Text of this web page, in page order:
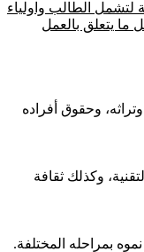
لتشمل الطالب واولياء
ما يتعلق بالعمل
وحقوق أفراده
وكذلك ثقافة
بمراحله المختلفة.